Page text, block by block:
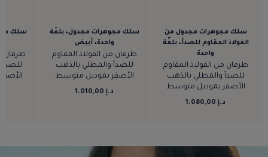
سلك مجوهرات مجدول من
الفولاذ المقاوم للصدأ، بلفّة
واحدة
طرفان من الفولاذ المقاوم
للصدأ والمطلي بالذهب
الأصفر بموديل متوسط
د.إ 1.080,00
سلك مجوهرات مجدول، بلفّة
واحدة، أبيض
طرفان من الفولاذ المقاوم
للصدأ والمطلي بالذهب
الأصفر بموديل متوسط
د.إ 1.010,00
سلك
طرفان